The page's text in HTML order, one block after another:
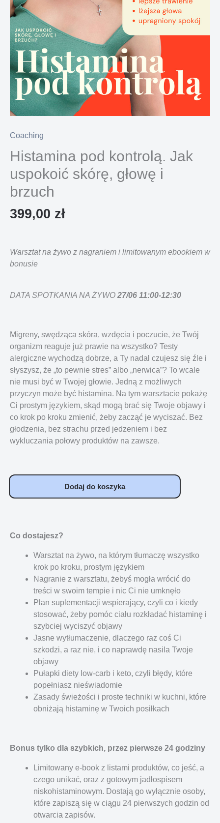
Coaching
Histamina pod kontrolą. Jak
uspokoić skórę, głowę i
brzuch
399,00 zł
Warsztat na żywo z nagraniem i limitowanym ebookiem w
bonusie
DATA SPOTKANIA NA ŻYWO 27/06 11:00-12:30
Migreny, swędząca skóra, wzdęcia i poczucie, że Twój
organizm reaguje już prawie na wszystko? Testy
alergiczne wychodzą dobrze, a Ty nadal czujesz się źle i
słyszysz, że „to pewnie stres” albo „nerwica”? To wcale
nie musi być w Twojej głowie. Jedną z możliwych
przyczyn może być histamina. Na tym warsztacie pokażę
Ci prostym językiem, skąd mogą brać się Twoje objawy i
co krok po kroku zmienić, żeby zacząć je wyciszać. Bez
głodzenia, bez strachu przed jedzeniem i bez
wykluczania połowy produktów na zawsze.
Dodaj do koszyka
Co dostajesz?
Warsztat na żywo, na którym tłumaczę wszystko
krok po kroku, prostym językiem
Nagranie z warsztatu, żebyś mogła wrócić do
treści w swoim tempie i nic Ci nie umknęło
Plan suplementacji wspierający, czyli co i kiedy
stosować, żeby pomóc ciału rozkładać histaminę i
szybciej wyciszyć objawy
Jasne wytłumaczenie, dlaczego raz coś Ci
szkodzi, a raz nie, i co naprawdę nasila Twoje
objawy
Pułapki diety low-carb i keto, czyli błędy, które
popełniasz nieświadomie
Zasady świeżości i proste techniki w kuchni, które
obniżają histaminę w Twoich posiłkach
Bonus tylko dla szybkich, przez pierwsze 24 godziny
Limitowany e-book z listami produktów, co jeść, a
czego unikać, oraz z gotowym jadłospisem
niskohistaminowym. Dostają go wyłącznie osoby,
które zapiszą się w ciągu 24 pierwszych godzin od
otwarcia zapisów.